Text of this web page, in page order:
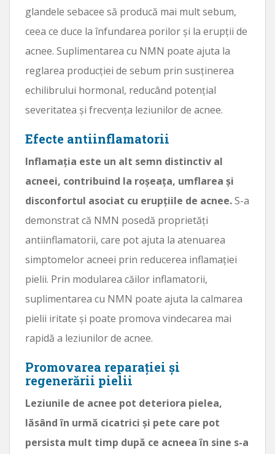
glandele sebacee să producă mai mult sebum,
ceea ce duce la înfundarea porilor și la erupții de
acnee. Suplimentarea cu NMN poate ajuta la
reglarea producției de sebum prin susținerea
echilibrului hormonal, reducând potențial
severitatea și frecvența leziunilor de acnee.
Efecte antiinflamatorii
Inflamația este un alt semn distinctiv al
acneei, contribuind la roșeața, umflarea și
disconfortul asociat cu erupțiile de acnee.S-a
demonstrat că NMN posedă proprietăți
antiinflamatorii, care pot ajuta la atenuarea
simptomelor acneei prin reducerea inflamației
pielii. Prin modularea căilor inflamatorii,
suplimentarea cu NMN poate ajuta la calmarea
pielii iritate și poate promova vindecarea mai
rapidă a leziunilor de acnee.
Promovarea reparației și
regenerării pielii
Leziunile de acnee pot deteriora pielea,
lăsând în urmă cicatrici și pete care pot
persista mult timp după ce acneea în sine s-a